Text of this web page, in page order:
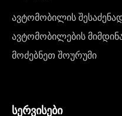
ავტომობილის
ავტომობილების
მოძებნეთ შოურუმი
სერვისები